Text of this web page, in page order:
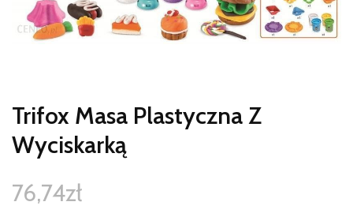
Trifox Masa Plastyczna Z
Wyciskarką
76,74zł